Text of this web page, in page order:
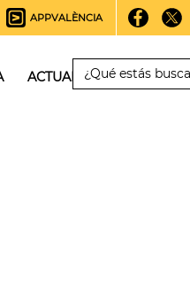
APPVALÈNCIA
ACTUALIDAD